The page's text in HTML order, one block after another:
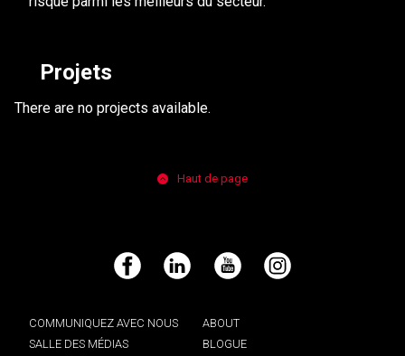
Projets
There are no projects available.
Haut de page
Facebook LinkedIn YouTube Instagram
COMMUNIQUEZ AVEC NOUS
ABOUT
SALLE DES MÉDIAS
BLOGUE